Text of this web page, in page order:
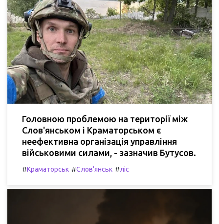
Головною проблемою на території між
Слов'янськом і Краматорськом є
неефективна організація управління
військовими силами, - зазначив Бутусов.
#Краматорськ #Слов'янськ #ліс